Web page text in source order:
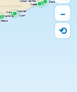
−
⟲
BARCELONA
Calafell
Salou
Cambrils
Miami
Calella
Blanes
Canet de Mar
Cunit